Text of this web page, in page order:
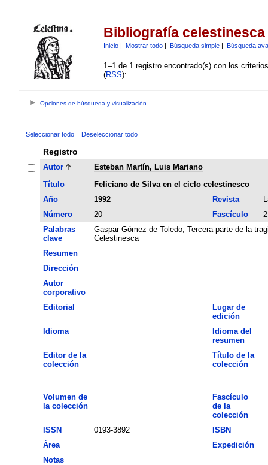
Bibliografía celestinesca
Inicio| Mostrar todo| Búsqueda simple| Búsqueda
1–1 de 1 registro encontrado(s) con los
(RSS):
Opciones de búsqueda y visualización
Seleccionar todo Deseleccionar todo
Registro
Autor
Esteban Martín, Luis Mariano
Título
Feliciano de Silva en el ciclo celestinesco
Año
1992 Revista
Número
20 Fascículo
2
Palabras
clave
Gaspar Gómez de Toledo; Tercera parte de la
Celestinesca
Resumen
Dirección
Autor
corporativo
Editorial
Lugar de
edición
Idioma
Idioma del
resumen
Editor de la
colección
Título de la
colección
Volumen de
la colección
Fascículo
de la
colección
ISSN
0193-3892
ISBN
Área
Expedición
Notas